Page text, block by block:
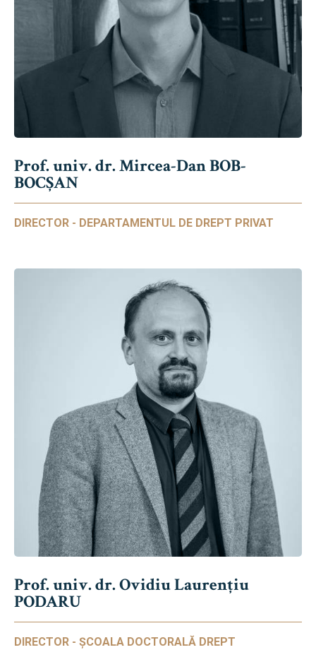
Prof. univ. dr. Mircea-Dan BOB-
BOCȘAN
DIRECTOR - DEPARTAMENTUL DE DREPT PRIVAT
Prof. univ. dr. Ovidiu Laurențiu
PODARU
DIRECTOR - ȘCOALA DOCTORALĂ DREPT